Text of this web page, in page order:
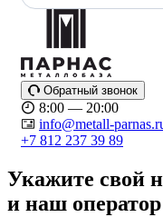
Обратный звонок
8:00 — 20:00
info@metall-
+7 812 237 39 89
Укажите свой
и наш